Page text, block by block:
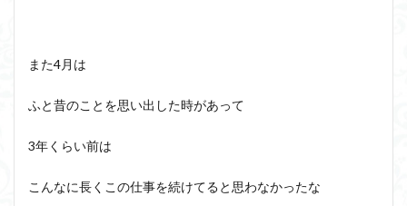
また4月は
ふと昔のことを思い出した時があって
3年くらい前は
こんなに長くこの仕事を続けてると思わなかったな